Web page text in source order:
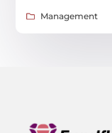
Management